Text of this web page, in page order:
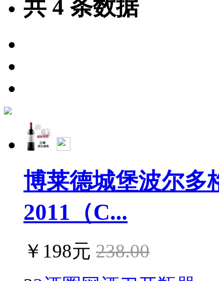
共 4 条数据
博莱德城堡波尔多
2011（C...
￥198元 238.00